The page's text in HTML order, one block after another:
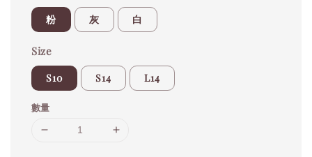
粉 灰 白
Size
S10 S14 L14
數量